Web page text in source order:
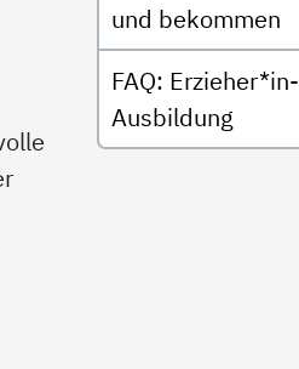
und bekommen
FAQ: Erzieher*in-
Ausbildung